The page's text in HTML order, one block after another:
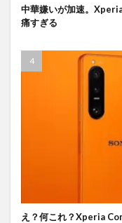
中華嫌いが加速。
痛すぎる
え？何これ？Xperia